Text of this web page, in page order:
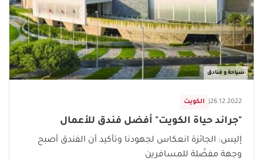
سياحة و فنادق
الكويت 26.12.2022
"جراند حياة الكويت" أفضل فندق للأعمال
إليس: الجائزة انعكاس لجهودنا وتأكيد أن الفندق أصبح
وجهة مفضّلة للمسافرين